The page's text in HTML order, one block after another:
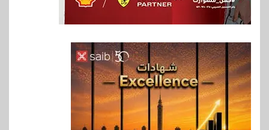
بنوك
يورو صافي ربح في النصف الأول
2026
7
اخبار